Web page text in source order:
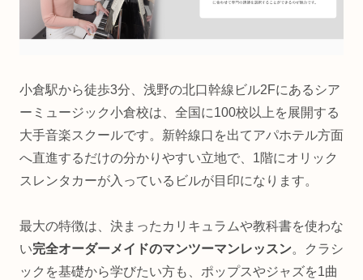
小倉駅から徒歩3分、浅野の北口幹線ビル2Fにあるシア
ーミュージック小倉校は、全国に100校以上を展開する
大手音楽スクールです。新幹線口を出てアパホテル方面
へ直進するだけの分かりやすい立地で、1階にオリック
スレンタカーが入っているビルが目印になります。
最大の特徴は、決まったカリキュラムや教科書を使わな
い完全オーダーメイドのマンツーマンレッスン。クラシ
ックを基礎から学びたい方も、ポップスやジャズを1曲